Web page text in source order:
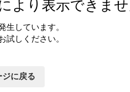
より表示できま
生しています。
試しください。
ジに戻る